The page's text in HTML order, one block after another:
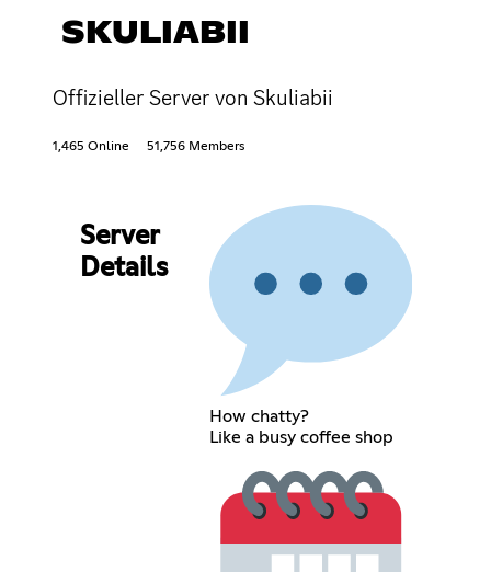
SKULIABII
Offizieller Server von Skuliabii
1,465 Online 51,756 Members
Server
Details
How chatty?
Like a busy coffee shop